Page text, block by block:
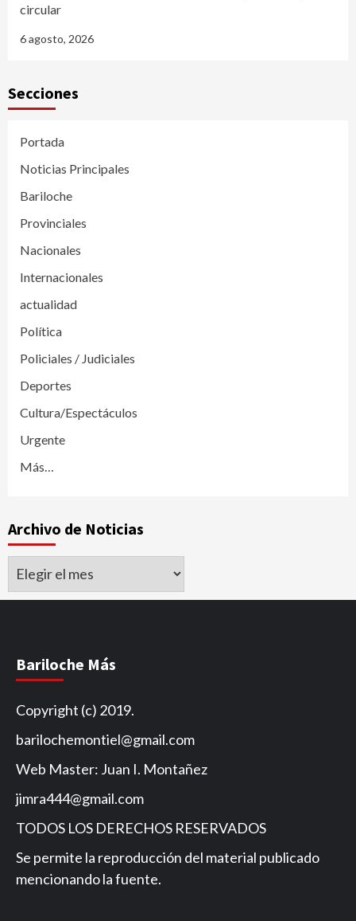
circular
6 agosto, 2026
Secciones
Portada
Noticias Principales
Bariloche
Provinciales
Nacionales
Internacionales
actualidad
Política
Policiales / Judiciales
Deportes
Cultura/Espectáculos
Urgente
Más…
Archivo de Noticias
Archivo
Bariloche Más
Copyright (c) 2019.
barilochemontiel@gmail.com
Web Master: Juan I. Montañez
jimra444@gmail.com
TODOS LOS DERECHOS RESERVADOS
Se permite la reproducción del material publicado
mencionando la fuente.